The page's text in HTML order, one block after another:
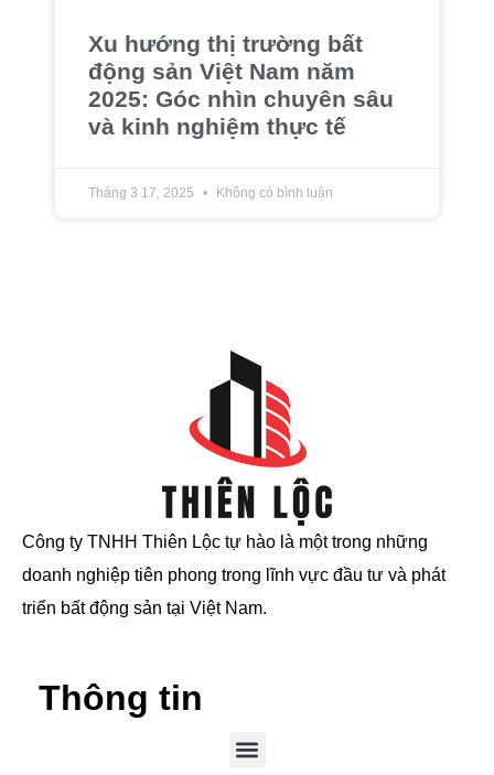
Xu hướng thị trường bất
động sản Việt Nam năm
2025: Góc nhìn chuyên sâu
và kinh nghiệm thực tế
Tháng 3 17, 2025 Không có bình luận
Công ty TNHH Thiên Lộc tự hào là một trong những
doanh nghiệp tiên phong trong lĩnh vực đầu tư và phát
triển bất động sản tại Việt Nam.
Thông tin